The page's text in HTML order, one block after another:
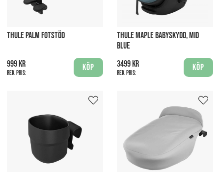
THULE PALM FOTSTÖD
999 kr
Rek. pris:
Köp
THULE MAPLE BABYSKYDD, MID
BLUE
3499 kr
Rek. pris:
Köp